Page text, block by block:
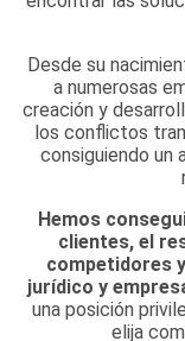
Desde su
a numerosas
creación y
los conflictos
consiguiendo un
Hemos
clientes, el
competidores
jurídico y
una posición
elija